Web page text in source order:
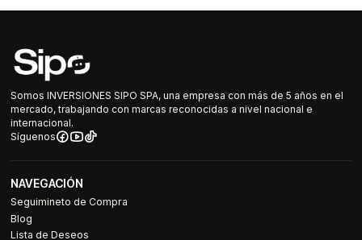
Somos INVERSIONES SIPO SPA, una empresa con más de 5 años en el
mercado, trabajando con marcas reconocidas a nivel nacional e
internacional.
Síguenos
NAVEGACIÓN
Seguimineto de Compra
Blog
Lista de Deseos